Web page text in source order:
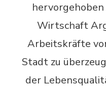
Wirtschaft
Arbeitskräfte
Stadt zu
der